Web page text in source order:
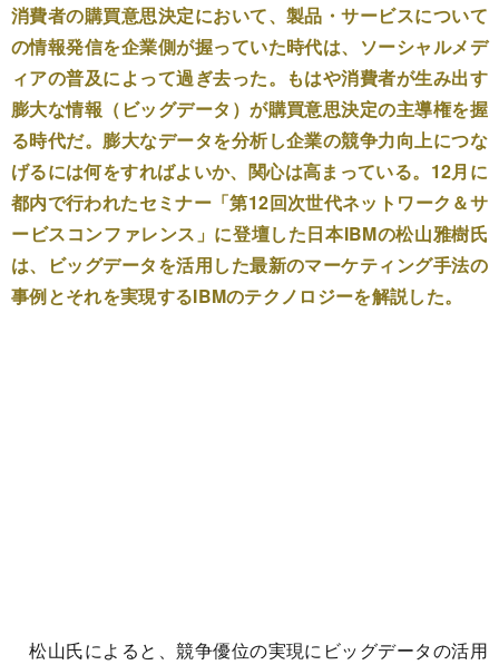
消費者の購買意思決定において、製品・サービスについて
の情報発信を企業側が握っていた時代は、ソーシャルメデ
ィアの普及によって過ぎ去った。もはや消費者が生み出す
膨大な情報（ビッグデータ）が購買意思決定の主導権を握
る時代だ。膨大なデータを分析し企業の競争力向上につな
げるには何をすればよいか、関心は高まっている。12月に
都内で行われたセミナー「第12回次世代ネットワーク＆サ
ービスコンファレンス」に登壇した日本IBMの松山雅樹氏
は、ビッグデータを活用した最新のマーケティング手法の
事例とそれを実現するIBMのテクノロジーを解説した。
松山氏によると、競争優位の実現にビッグデータの活用